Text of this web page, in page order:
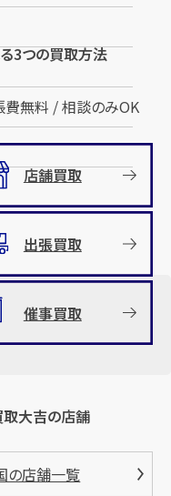
3つの買取方法
費無料 / 相談のみOK
店舗買取
出張買取
催事買取
取大吉の店舗
の店舗一覧